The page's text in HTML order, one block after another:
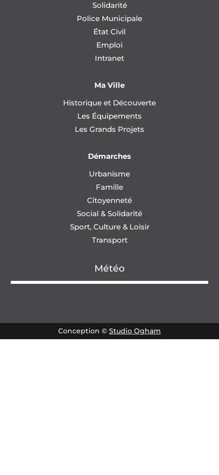
Solidarité
Police Municipale
État Civil
Emploi
Intranet
Ma Ville
Historique et Découverte
Les Équipements
Les Grands Projets
Démarches
Urbanisme
Famille
Citoyenneté
Social & Solidarité
Sport, Culture & Loisir
Transport
Météo
Conception © Studio Ogham